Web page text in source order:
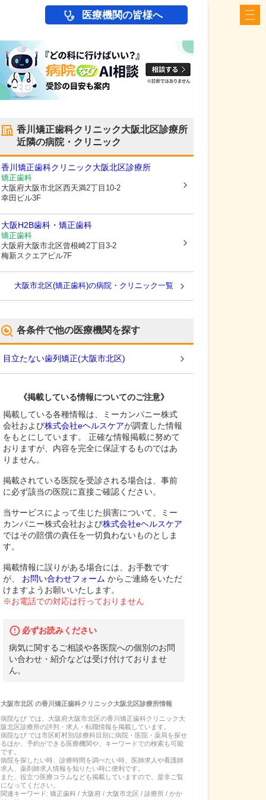
医療機関の皆様へ
香川矯正歯科クリニック大阪北区診療所
近隣の病院・クリニック
香川矯正歯科クリニック大阪北区診療所
矯正歯科
大阪府大阪市北区西天満2丁目10-2
幸田ビル3F
大阪H2B歯科・矯正歯科
矯正歯科
大阪府大阪市北区曾根崎2丁目3-2
梅新スクエアビル7F
大阪市北区(矯正歯科)の病院・クリニック一覧
各条件で他の医療機関を探す
目立たない歯列矯正(大阪市北区)
《掲載している情報についてのご注意》
掲載している各種情報は、ミーカンパニー株式
会社および株式会社eヘルスケアが調査した情報
をもとにしています。 正確な情報掲載に努めて
おりますが、内容を完全に保証するものではあ
りません。
掲載されている医院を受診される場合は、事前
に必ず該当の医院に直接ご確認ください。
当サービスによって生じた損害について、ミー
カンパニー株式会社および株式会社eヘルスケア
ではその賠償の責任を一切負わないものとしま
す。
掲載情報に誤りがある場合には、お手数です
が、
お問い合わせフォーム からご連絡をいただ
けますようお願いいたします。
※お電話での対応は行っておりません
必ずお読みください
病気に関するご相談や各医院への個別のお問
い合わせ・紹介などは受け付けておりませ
ん。
大阪市北区の香川矯正歯科クリニック大阪北区診療所情報
病院なび では、 大阪府大阪市北区の香川矯正歯科クリニック大
阪北区診療所の評判・求人・転職情報を掲載しています。
病院なび では市区町村別/診療科目別に病院・医院・薬局を探せ
るほか、予約ができる医療機関や、キーワードでの検索も可能
です。
病院を探したい時、診療時間を調べたい時、医師求人や看護師
求人、薬剤師求人情報を知りたい時に便利です。
また、役立つ医療コラムなども掲載していますので、是非ご覧
になってください。
関連キーワード: 矯正歯科 / 大阪府 / 大阪市北区 / 診療所 / かか